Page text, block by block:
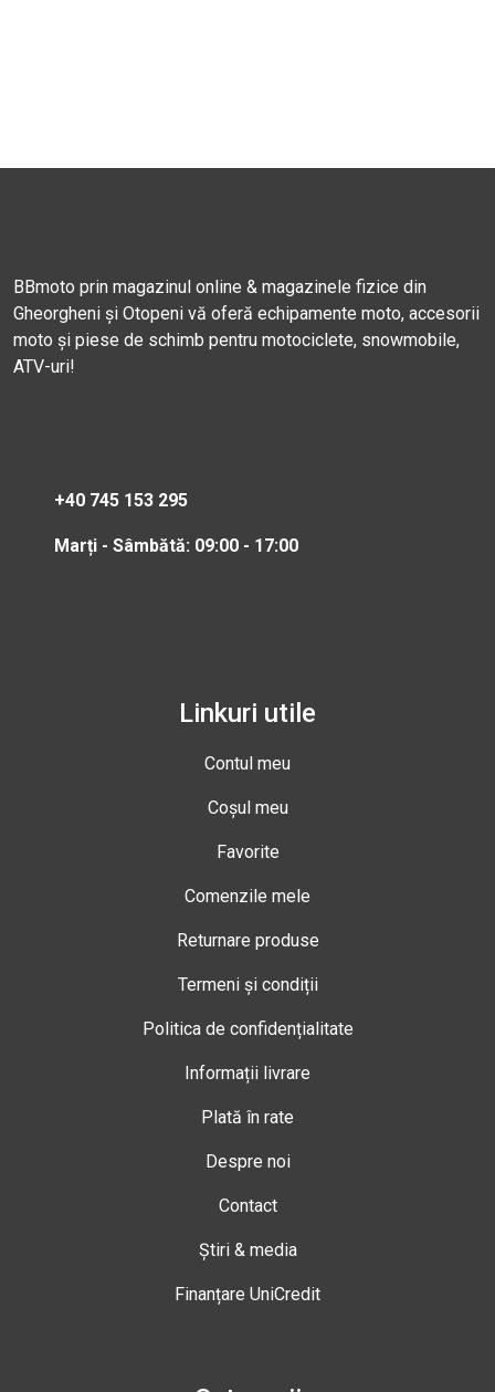
BBmoto prin magazinul online & magazinele fizice din
Gheorgheni și Otopeni vă oferă echipamente moto, accesorii
moto și piese de schimb pentru motociclete, snowmobile,
ATV-uri!
+40 745 153 295
Marți - Sâmbătă: 09:00 - 17:00
Linkuri utile
Contul meu
Coșul meu
Favorite
Comenzile mele
Returnare produse
Termeni și condiții
Politica de confidențialitate
Informații livrare
Plată în rate
Despre noi
Contact
Știri & media
Finanțare UniCredit